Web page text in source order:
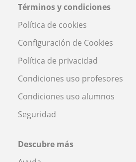
Términos y condiciones
Política de cookies
Configuración de Cookies
Política de privacidad
Condiciones uso profesores
Condiciones uso alumnos
Seguridad
Descubre más